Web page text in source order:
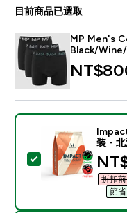
目前商品已選取
MP Men's
Black/
選取此商品 -
装 -
折扣
節